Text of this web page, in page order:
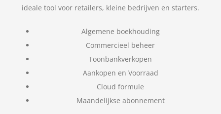
ideale tool voor retailers, kleine bedrijven en starters.
Algemene boekhouding
Commercieel beheer
Toonbankverkopen
Aankopen en Voorraad
Cloud formule
Maandelijkse abonnement